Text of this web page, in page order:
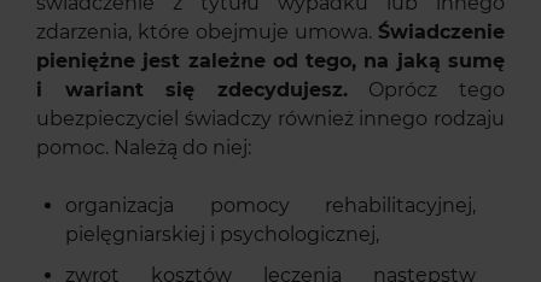
zdarzenia, które obejmuje umowa. Świadczenie
pieniężne jest zależne od tego, na jaką sumę
i wariant się zdecydujesz.Oprócz tego
ubezpieczyciel świadczy również innego rodzaju
pomoc. Należą do niej:
organizacja pomocy rehabilitacyjnej,
pielęgniarskiej i psychologicznej,
zwrot kosztów leczenia następstw